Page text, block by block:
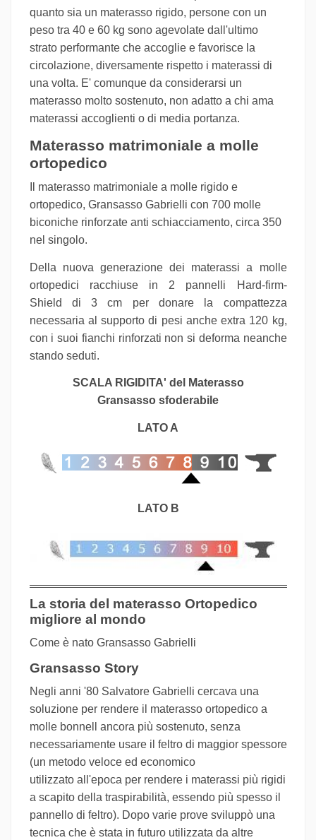
quanto sia un materasso rigido, persone con un
peso tra 40 e 60 kg sono agevolate dall'ultimo
strato performante che accoglie e favorisce la
circolazione, diversamente rispetto i materassi di
una volta. E' comunque da considerarsi un
materasso molto sostenuto, non adatto a chi ama
materassi accoglienti o di media portanza.
Materasso matrimoniale a molle
ortopedico
Il materasso matrimoniale a molle rigido e
ortopedico, Gransasso Gabrielli con 700 molle
biconiche rinforzate anti schiacciamento, circa 350
nel singolo.
Della nuova generazione dei materassi a molle
ortopedici racchiuse in 2 pannelli
Hard-firm-
Shield di 3 cm per donare la compattezza
necessaria al supporto di pesi anche extra 120 kg,
con i suoi fianchi rinforzati non si deforma neanche
stando seduti.
SCALA RIGIDITA' del Materasso
Gransasso sfoderabile
LATO A
LATO B
La storia del materasso Ortopedico
migliore al mondo
Come è nato Gransasso Gabrielli
Gransasso Story
Negli anni '80 Salvatore Gabrielli cercava una
soluzione per rendere il materasso ortopedico a
molle bonnell ancora più sostenuto, senza
necessariamente usare il feltro di maggior spessore
(un metodo veloce ed economico
utilizzato all'epoca per rendere i materassi più rigidi
a scapito della traspirabilità, essendo più spesso il
pannello di feltro). Dopo varie prove sviluppò una
tecnica che è stata in futuro utilizzata da altre